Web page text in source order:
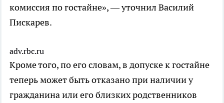
комиссия по гостайне», — уточнил Василий
Пискарев.
adv.rbc.ru
Кроме того, по его словам, в допуске к гостайне
теперь может быть отказано при наличии у
гражданина или его близких родственников